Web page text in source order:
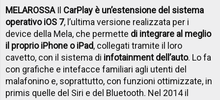
MELAROSSAIl CarPlay è un’estensione del sistema
operativo iOS 7, l’ultima versione realizzata per i
device della Mela, che permette di integrare al meglio
il proprio iPhone o iPad, collegati tramite il loro
cavetto, con il sistema di infotainment dell’auto. Lo fa
con grafiche e intefacce familiari agli utenti del
malafonino e, soprattutto, con funzioni ottimizzate, in
primis quelle del Siri e del Bluetooth. Nel 2014 il